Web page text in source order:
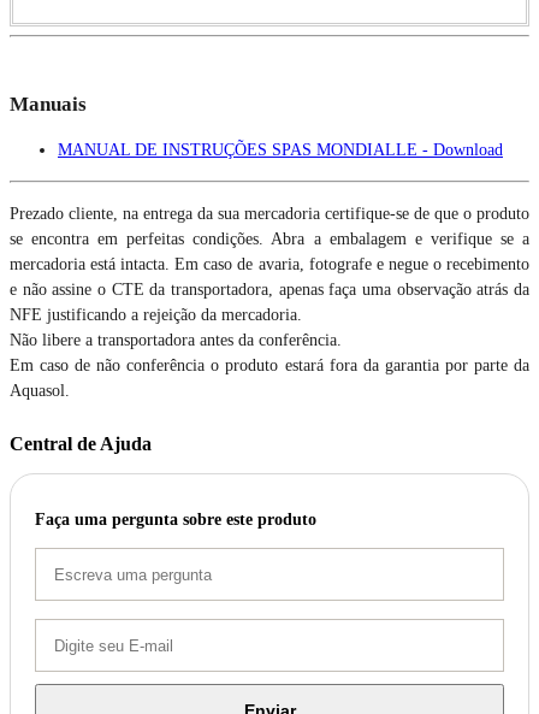
Manuais
MANUAL DE INSTRUÇÕES SPAS MONDIALLE - Download
Prezado cliente, na entrega da sua mercadoria certifique-se de que o produto
se encontra em perfeitas condições. Abra a embalagem e verifique se a
mercadoria está intacta. Em caso de avaria, fotografe e negue o recebimento
e não assine o CTE da transportadora, apenas faça uma observação atrás da
NFE justificando a rejeição da mercadoria.
Não libere a transportadora antes da conferência.
Em caso de não conferência o produto estará fora da garantia por parte da
Aquasol.
Central de Ajuda
Faça uma pergunta sobre este produto